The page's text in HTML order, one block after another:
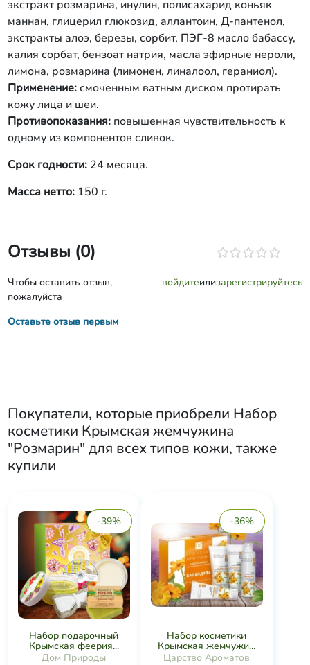
экстракт розмарина, инулин, полисахарид коньяк
маннан, глицерил глюкозид, аллантоин, Д-пантенол,
экстракты алоэ, березы, сорбит, ПЭГ-8 масло бабассу,
калия сорбат, бензоат натрия, масла эфирные нероли,
лимона, розмарина (лимонен, линалоол, гераниол).
Применение:смоченным ватным диском протирать
кожу лица и шеи.
Противопоказания: повышенная чувствительность к
одному из компонентов сливок.
Срок годности:24 месяца.
Масса нетто:150 г.
Отзывы (0)
Чтобы оставить отзыв,
пожалуйста
войдитеилизарегистрируйтесь
Оставьте отзыв первым
Покупатели, которые приобрели Набор
косметики Крымская жемчужина
"Розмарин" для всех типов кожи, также
купили
-39%
Набор подарочный
Крымская феерия...
Дом Природы
-36%
Набор косметики
Крымская жемчужи...
Царство Ароматов